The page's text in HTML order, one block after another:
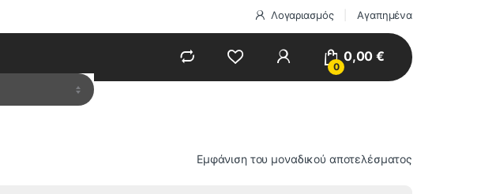
Λογαριασμός Αγαπημένα
0
0,00€
Εμφάνιση του μοναδικού αποτελέσματος